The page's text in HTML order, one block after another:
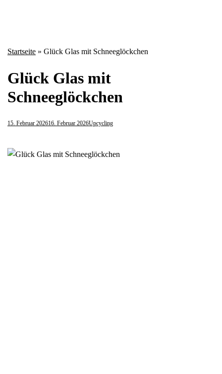
Startseite » Glück Glas mit Schneeglöckchen
Glück Glas mit
Schneeglöckchen
15. Februar 202616. Februar 2026Upcycling